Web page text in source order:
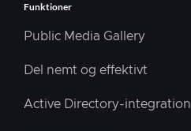
Funktioner
Public Media Gallery
Del nemt og effektivt
Active Directory-integration